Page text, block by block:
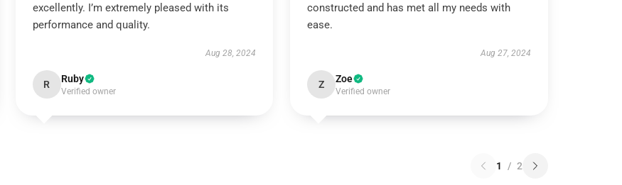
excellently. I’m extremely pleased with its
performance and quality.
Aug 28, 2024
R Ruby
Verified owner
constructed and has met all my needs with
ease.
Aug 27, 2024
Z Zoe
Verified owner
1 / 2